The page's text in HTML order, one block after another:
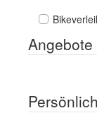
Angebote